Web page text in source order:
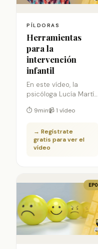
PÍLDORAS
Herramientas
para la
intervención
infantil
En este vídeo, la
psicóloga Lucía Martín
primera mirada a las
intervención
psicológica en
infantes.
⏱ 9min📹 1 vídeo
→ Regístrate
gratis para ver el
vídeo
EPO